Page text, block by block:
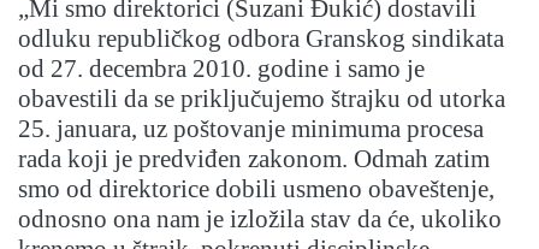
„Mi smo direktorici (Suzani Đukić) dostavili
odluku republičkog odbora Granskog sindikata
od 27. decembra 2010. godine i samo je
obavestili da se priključujemo štrajku od utorka
25. januara, uz poštovanje minimuma procesa
rada koji je predviđen zakonom. Odmah zatim
smo od direktorice dobili usmeno obaveštenje,
odnosno ona nam je izložila stav da će, ukoliko